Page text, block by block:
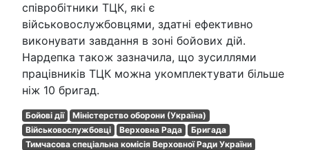
співробітники ТЦК, які є
військовослужбовцями, здатні ефективно
виконувати завдання в зоні бойових дій.
Нардепка також зазначила, що зусиллями
працівників ТЦК можна укомплектувати більше
ніж 10 бригад.
Бойові дії
Міністерство оборони (Україна)
Військовослужбовці
Верховна Рада
Бригада
Тимчасова спеціальна комісія Верховної Ради України